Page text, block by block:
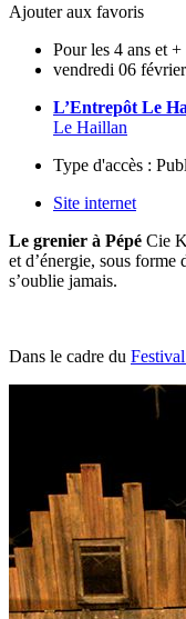
Ajouter aux favoris
Pour les 4 ans et +
vendredi 06 février
L’Entrepôt Le
Le Haillan
Type d'accès :
Site internet
Le grenier à Pépé Cie
et d’énergie, sous
s’oublie jamais.
Dans le cadre du